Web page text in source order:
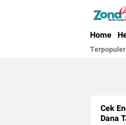
Berita
Home
Terpopuler
Cek
Dana